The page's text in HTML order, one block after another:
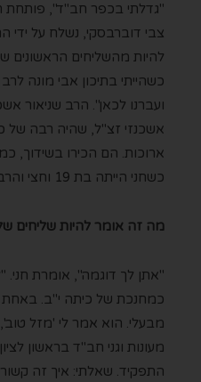
"גדלתי בכפר חב"ד", פותחת
להיות מהשליחים
כשהייתי בתיכון אבי מונה
ועברנו לכאן". הרב שניאור
אשכנזי זצ"ל, שהיה רבה
ארוכות. הם הכירו בשידוך,
כשחני הייתה בת 19 וחצי והרב שניאור בן 23.
מה זה אומר להיות שליחים
"אתן לך דוגמה", אומרת
כמחנכת של כיתה י"ב. באחת
מבעלי. הוא אמר לי 'מזל
מעונות וגני חב"ד בראשון
התפקיד. שאלתי: איך זה קשור